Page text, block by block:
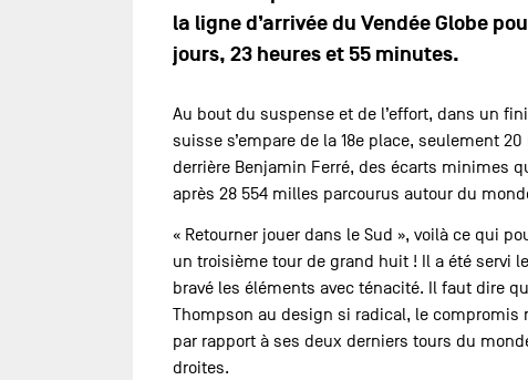
la ligne d’arrivée du Vendée Globe
jours, 23 heures et 55 minutes.
Au bout du suspense et de l’effort, dans un
suisse s’empare de la 18e place, seulement
derrière Benjamin Ferré, des écarts minimes
après 28 554 milles parcourus autour du
« Retourner jouer dans le Sud », voilà ce qui
un troisième tour de grand huit ! Il a été servi
bravé les éléments avec ténacité. Il faut dire
Thompson au design si radical, le compromis
par rapport à ses deux derniers tours du
droites.